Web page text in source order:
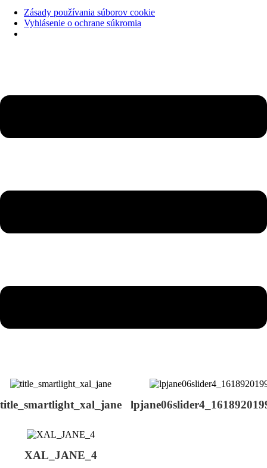
Zásady používania súborov cookie
Vyhlásenie o ochrane súkromia
title_smartlight_xal_jane
XAL_JANE_4